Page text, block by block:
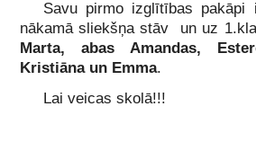
Savu pirmo izglītības pakāpi
nākamā sliekšņa stāv un uz
Marta, abas Amandas,
Kristiāna un Emma.
Lai veicas skolā!!!